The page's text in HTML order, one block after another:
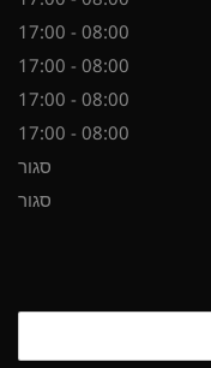
08:00 - 17:00
08:00 - 17:00
08:00 - 17:00
08:00 - 17:00
סגור
סגור